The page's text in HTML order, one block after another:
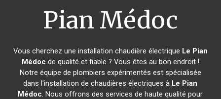
Pian Médoc
Vous cherchez une installation chaudière électrique Le Pian
Médoc de qualité et fiable ? Vous êtes au bon endroit !
Notre équipe de plombiers expérimentés est spécialisée
dans l'installation de chaudières électriques à Le Pian
Médoc. Nous offrons des services de haute qualité pour